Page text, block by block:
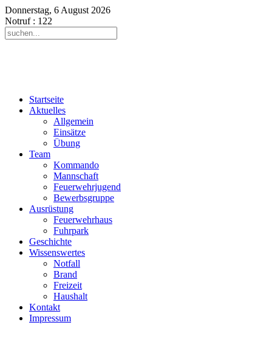
Donnerstag, 6 August 2026
Notruf: 122
Startseite
Aktuelles
Allgemein
Einsätze
Übung
Team
Kommando
Mannschaft
Feuerwehrjugend
Bewerbsgruppe
Ausrüstung
Feuerwehrhaus
Fuhrpark
Geschichte
Wissenswertes
Notfall
Brand
Freizeit
Haushalt
Kontakt
Impressum